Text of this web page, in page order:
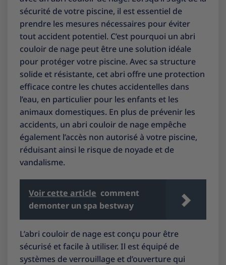
sécurité de votre piscine, il est essentiel de
prendre les mesures nécessaires pour éviter
tout accident potentiel. C’est pourquoi un abri
couloir de nage peut être une solution idéale
pour protéger votre piscine. Avec sa structure
solide et résistante, cet abri offre une protection
efficace contre les chutes accidentelles dans
l’eau, en particulier pour les enfants et les
animaux domestiques. En plus de prévenir les
accidents, un abri couloir de nage empêche
également l’accès non autorisé à votre piscine,
réduisant ainsi le risque de noyade et de
vandalisme.
Voir cette article comment
demonter un spa bestway
L’abri couloir de nage est conçu pour être
sécurisé et facile à utiliser. Il est équipé de
systèmes de verrouillage et d’ouverture qui